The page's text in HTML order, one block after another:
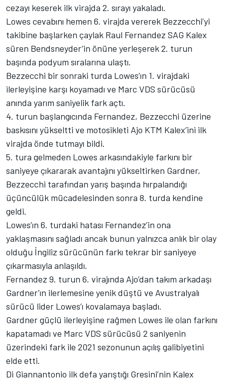
cezayı keserek ilk virajda 2. sırayı yakaladı.
Lowes cevabını hemen 6. virajda vererek Bezzecchi’yi
takibine başlarken çaylak Raul Fernandez SAG Kalex
süren Bendsneyder’in önüne yerleşerek 2. turun
başında podyum sıralarına ulaştı.
Bezzecchi bir sonraki turda Lowes’ın 1. virajdaki
ilerleyişine karşı koyamadı ve Marc VDS sürücüsü
anında yarım saniyelik fark açtı.
4. turun başlangıcında Fernandez, Bezzecchi üzerine
baskısını yükseltti ve motosikleti Ajo KTM Kalex’ini ilk
virajda önde tutmayı bildi.
5. tura gelmeden Lowes arkasındakiyle farkını bir
saniyeye çıkararak avantajını yükseltirken Gardner,
Bezzecchi tarafından yarış başında hırpalandığı
üçüncülük mücadelesinden sonra 8. turda kendine
geldi.
Lowes’ın 6. turdaki hatası Fernandez’in ona
yaklaşmasını sağladı ancak bunun yalnızca anlık bir olay
olduğu İngiliz sürücünün farkı tekrar bir saniyeye
çıkarmasıyla anlaşıldı.
Fernandez 9. turun 6. virajında Ajo’dan takım arkadaşı
Gardner’ın ilerlemesine yenik düştü ve Avustralyalı
sürücü lider Lowes’ı kovalamaya başladı.
Gardner güçlü ilerleyişine rağmen Lowes ile olan farkını
kapatamadı ve Marc VDS sürücüsü 2 saniyenin
üzerindeki fark ile 2021 sezonunun açılış galibiyetini
elde etti.
Di Giannantonio ilk defa yarıştığı Gresini’nin Kalex